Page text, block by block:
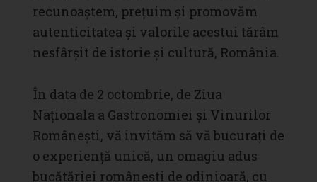
recunoaștem, prețuim și promovăm
autenticitatea și valorile acestui tărâm
nesfârșit de istorie și cultură, România.
În data de 2 octombrie, de Ziua
Naționala a Gastronomiei și Vinurilor
Românești, vă invităm să vă bucurați de
o experiență unică, un omagiu adus
bucătăriei românești de odinioară, cu